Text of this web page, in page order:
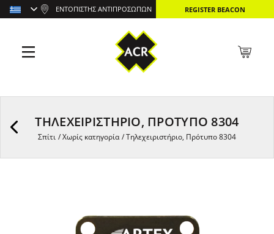
ΤΗΛΕΧΕΙΡΙΣΤΉΡΙΟ, ΠΡΌΤΥΠΟ 8304
Σπίτι /Χωρίς κατηγορία /Τηλεχειριστήριο, Πρότυπο 8304
ΕΝΤΟΠΙΣΤΉΣ ΑΝΤΙΠΡΟΣΏΠΩΝ REGISTER BEACON